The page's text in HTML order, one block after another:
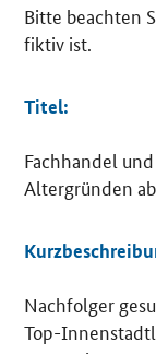
Bitte beachten
fiktiv ist.
Titel:
Fachhandel
Altergründen
Nachfolger
Top-